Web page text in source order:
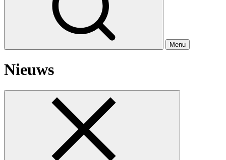
Menu
Nieuws